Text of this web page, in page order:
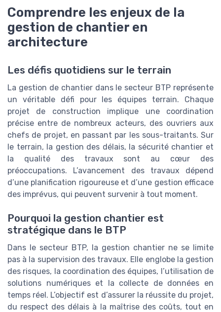
Comprendre les enjeux de la
gestion de chantier en
architecture
Les défis quotidiens sur le terrain
La gestion de chantier dans le secteur BTP représente
un véritable défi pour les équipes terrain. Chaque
projet de construction implique une coordination
précise entre de nombreux acteurs, des ouvriers aux
chefs de projet, en passant par les sous-traitants. Sur
le terrain, la gestion des délais, la sécurité chantier et
la qualité des travaux sont au cœur des
préoccupations. L’avancement des travaux dépend
d’une planification rigoureuse et d’une gestion efficace
des imprévus, qui peuvent survenir à tout moment.
Pourquoi la gestion chantier est
stratégique dans le BTP
Dans le secteur BTP, la gestion chantier ne se limite
pas à la supervision des travaux. Elle englobe la gestion
des risques, la coordination des équipes, l’utilisation de
solutions numériques et la collecte de données en
temps réel. L’objectif est d’assurer la réussite du projet,
du respect des délais à la maîtrise des coûts, tout en